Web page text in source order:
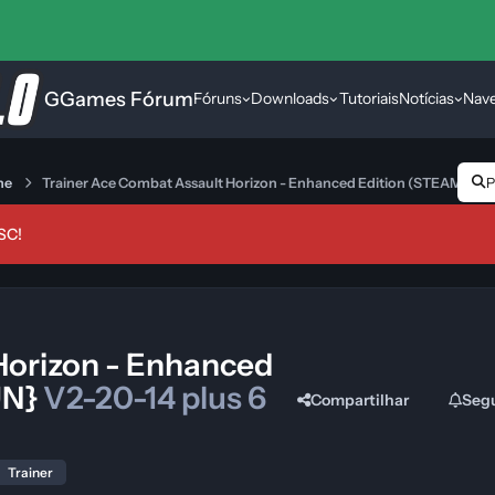
GGames FórumFóruns Downloads TutoriaisNotícias
Trainer Ace Combat Assault Horizon - Enhanced Edition (STEAM)
- Enhanced
V2-20-14 plus 6
Trainer
Compartilhar